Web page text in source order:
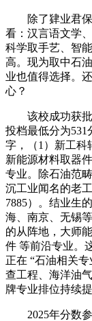
除了肄业君保
看：汉言语文学
科学取手艺、智
高。现为取中石
业也值得选择。
心？
该校成功获批
投档最低分为531
字，（1）新工科
新能源材料取器
专业。除石油范
沉工业闻名的老
7885）。结业生
海、南京、无锡
的从阵地，大师
件 等前沿专业。
正在 “石油相关
查工程、海洋油
牌专业排位持续
2025年分数参